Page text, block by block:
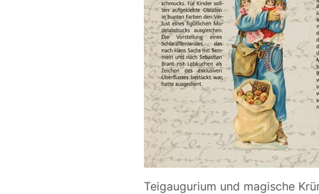
Teigaugurium und magische